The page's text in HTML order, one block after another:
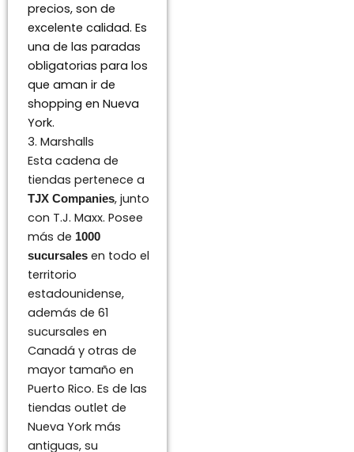
precios, son de
excelente calidad. Es
una de las paradas
obligatorias para los
que aman ir de
shopping en Nueva
York.
3. Marshalls
Esta cadena de
tiendas pertenece a
TJX Companies, junto
con T.J. Maxx. Posee
más de 1000
sucursales en todo el
territorio
estadounidense,
además de 61
sucursales en
Canadá y otras de
mayor tamaño en
Puerto Rico. Es de las
tiendas outlet de
Nueva York más
antiguas, su